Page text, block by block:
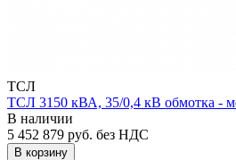
ТСЛ
ТСЛ 3150 кВА, 35/0,4 кВ обмотка -
В наличии
5 452 879 руб. без НДС
В корзину